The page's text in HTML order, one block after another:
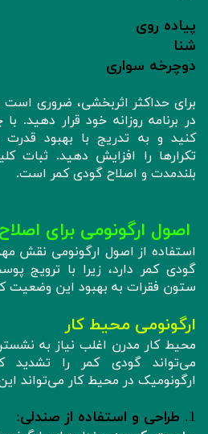
پیاده‌ روی
شنا
دوچرخه‌ سواری
برای حداکثر اثربخشی، ضروری است
در برنامه روزانه خود قرار دهید.
کنید و به تدریج با بهبود قدرت
تکرارها را افزایش دهید. ثبات
بلندمدت و اصلاح گودی کمر است.
اصول ارگونومی برای
استفاده از اصول ارگونومی نقش
گودی کمر دارد، زیرا با ترویج
ستون فقرات به بهبود این وضعیت
ارگونومی محیط کار
محیط کار مدرن اغلب نیاز به
می‌تواند گودی کمر را تشدید
ارگونومیک در محیط کار می‌تواند
1. طراحی و استفاده از صندلی: